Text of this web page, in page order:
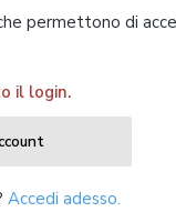
permettono di
il login.
Accedi adesso.